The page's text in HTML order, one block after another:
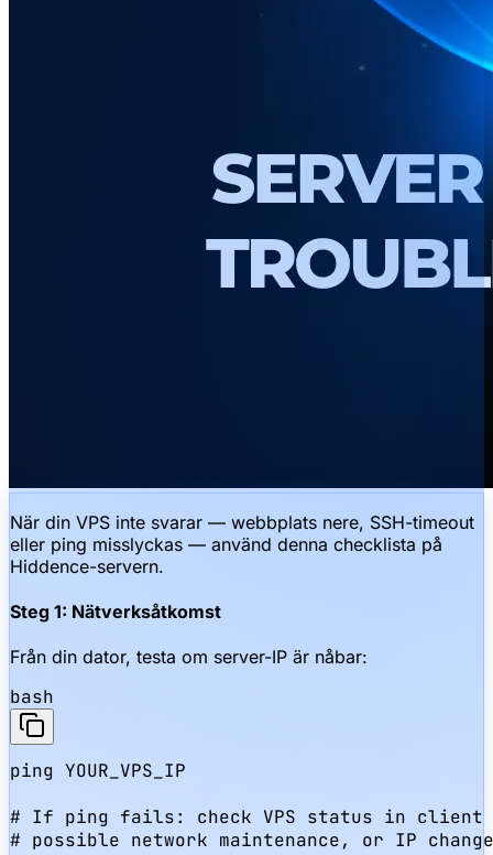
När din VPS inte svarar — webbplats nere, SSH-timeout
eller ping misslyckas — använd denna checklista på
Hiddence-servern.
Steg 1: Nätverksåtkomst
Från din dator, testa om server-IP är nåbar:
bash
ping YOUR_VPS_IP
# If ping fails: check VPS status in client
# possible network maintenance, or IP